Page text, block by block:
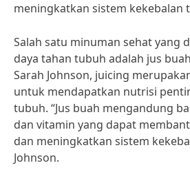
meningkatkan sistem kekebalan
Salah satu minuman sehat yang
daya tahan tubuh adalah jus
Sarah Johnson, juicing
untuk mendapatkan nutrisi
tubuh. “Jus buah mengandung
dan vitamin yang dapat
dan meningkatkan sistem
Johnson.